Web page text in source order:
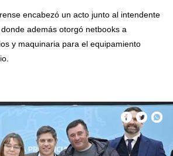
encabezó un acto junto al intendente
además otorgó netbooks a
y maquinaria para el equipamiento